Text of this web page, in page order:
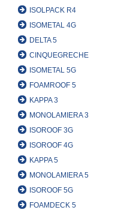
ISOLPACK R4
ISOMETAL 4G
DELTA 5
CINQUEGRECHE
ISOMETAL 5G
FOAMROOF 5
KAPPA 3
MONOLAMIERA 3
ISOROOF 3G
ISOROOF 4G
KAPPA 5
MONOLAMIERA 5
ISOROOF 5G
FOAMDECK 5